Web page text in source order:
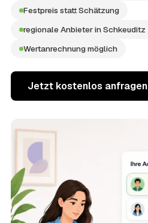
Festpreis statt Schätzung
regionale Anbieter in Schkeuditz
Wertanrechnung möglich
Jetzt kostenlos anfragen